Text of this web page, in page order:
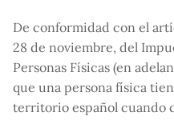
De conformidad con el
28 de noviembre, del
Personas Físicas (en
que una persona física
territorio español cuando